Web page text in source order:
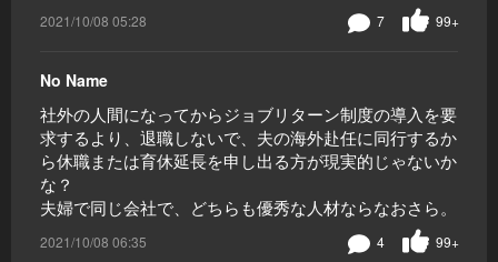
2021/10/08 05:28 99+
7
No Name
社外の人間になってからジョブリターン制度の導入を要
求するより、退職しないで、夫の海外赴任に同行するか
ら休職または育休延長を申し出る方が現実的じゃないか
な？
夫婦で同じ会社で、どちらも優秀な人材ならなおさら。
2021/10/08 06:35 99+
4